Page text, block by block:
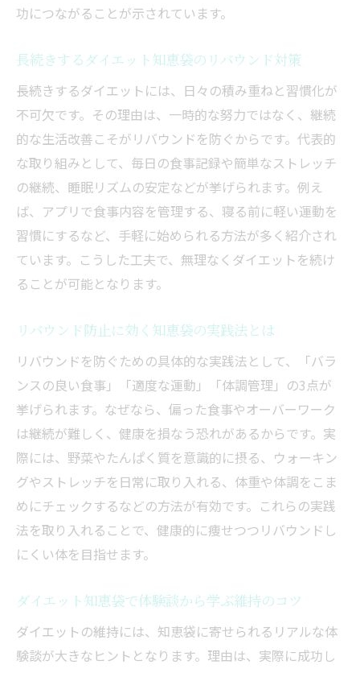
功につながることが示されています。
長続きするダイエット知恵袋のリバウンド対策
長続きするダイエットには、日々の積み重ねと習慣化が
不可欠です。その理由は、一時的な努力ではなく、継続
的な生活改善こそがリバウンドを防ぐからです。代表的
な取り組みとして、毎日の食事記録や簡単なストレッチ
の継続、睡眠リズムの安定などが挙げられます。例え
ば、アプリで食事内容を管理する、寝る前に軽い運動を
習慣にするなど、手軽に始められる方法が多く紹介され
ています。こうした工夫で、無理なくダイエットを続け
ることが可能となります。
リバウンド防止に効く知恵袋の実践法とは
リバウンドを防ぐための具体的な実践法として、「バラ
ンスの良い食事」「適度な運動」「体調管理」の3点が
挙げられます。なぜなら、偏った食事やオーバーワーク
は継続が難しく、健康を損なう恐れがあるからです。実
際には、野菜やたんぱく質を意識的に摂る、ウォーキン
グやストレッチを日常に取り入れる、体重や体調をこま
めにチェックするなどの方法が有効です。これらの実践
法を取り入れることで、健康的に痩せつつリバウンドし
にくい体を目指せます。
ダイエット知恵袋で体験談から学ぶ維持のコツ
ダイエットの維持には、知恵袋に寄せられるリアルな体
験談が大きなヒントとなります。理由は、実際に成功し